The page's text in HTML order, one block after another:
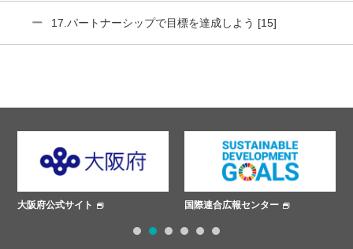
17.パートナーシップで目標を達成しよう [15]
大阪府公式サイト 国際連合広報センター